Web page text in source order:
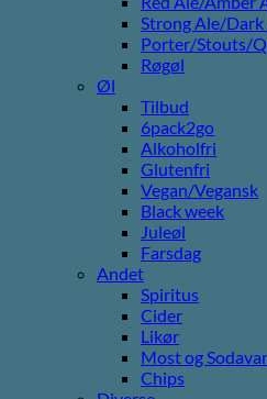
Strong Ale/
Porter/Stouts/
Røgøl
Øl
Tilbud
6pack2go
Alkoholfri
Glutenfri
Vegan/Vegansk
Black week
Juleøl
Farsdag
Andet
Spiritus
Cider
Likør
Most og
Chips